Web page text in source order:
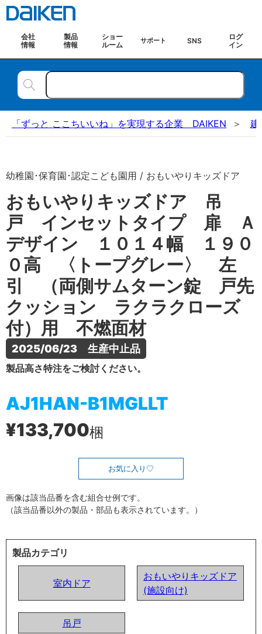
会社
情報
製品
情報
ショー
ルーム
サポート SNS
ログ
イン
「ずっと ここちいいね」を実現する企業 DAIKEN 建
幼稚園･保育園･認定こども園用 / おもいやりキッズドア
おもいやりキッズドア 吊
戸 インセットタイプ 扉 Ａ
デザイン １０１４幅 １９０
０高 〈トープグレー〉 左
引 （両側サムターン錠 戸先
クッション ラクラクローズ
付）用 不燃面材
2025/06/23　生産中止品
製品高さ特注をご検討ください。
AJ1HAN-B1MGLLT
¥133,700梱
お気に入り
画像は該当品番を含む組合せ例です。
（該当品番以外の製品・部品も表示されています。）
製品カテゴリ
室内ドア
おもいやりキッズドア
(施設向け)
吊戸